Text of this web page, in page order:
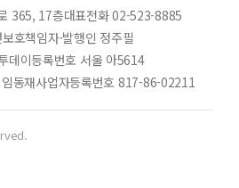
365, 17층대표전화 02-523-8885
호책임자·발행인 정주필
데이등록번호 서울 아5614
동재사업자등록번호 817-86-02211